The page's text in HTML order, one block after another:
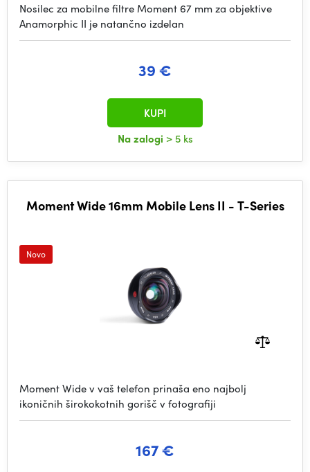
Nosilec za mobilne filtre Moment 67 mm za objektive
Anamorphic II je natančno izdelan
39 €
Na zalogi > 5 ks
KUPI
Moment Wide 16mm Mobile Lens II - T-Series
Novo
Moment Wide v vaš telefon prinaša eno najbolj
ikoničnih širokokotnih gorišč v fotografiji
167 €